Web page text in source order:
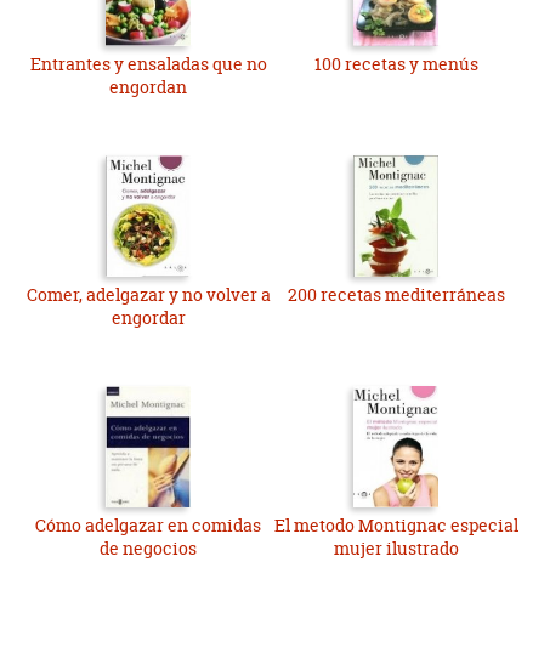
Entrantes y ensaladas que no
engordan
100 recetas y menús
Comer, adelgazar y no volver a
engordar
200 recetas mediterráneas
Cómo adelgazar en comidas
de negocios
El metodo Montignac especial
mujer ilustrado